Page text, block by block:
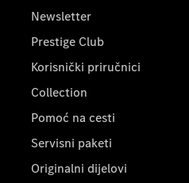
Newsletter
Prestige Club
Korisnički priručnici
Collection
Pomoć na cesti
Servisni paketi
Originalni dijelovi